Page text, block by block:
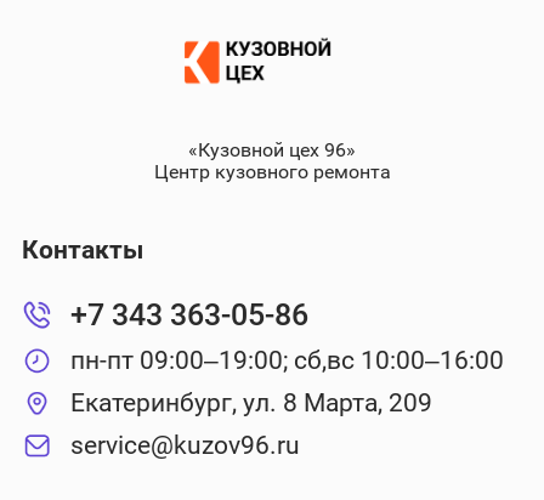
«Кузовной цех 96»
Центр кузовного ремонта
Контакты
+7 343 363-05-86
пн-пт 09:00–19:00; сб,вс 10:00–16:00
Екатеринбург, ул. 8 Марта, 209
service@kuzov96.ru